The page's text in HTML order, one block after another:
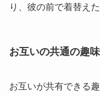
り、彼の前で着替え
お互いの共通の趣
お互いが共有できる